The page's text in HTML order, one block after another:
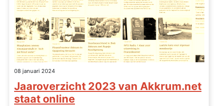
08 januari 2024
Jaaroverzicht 2023 van Akkrum.net
staat online